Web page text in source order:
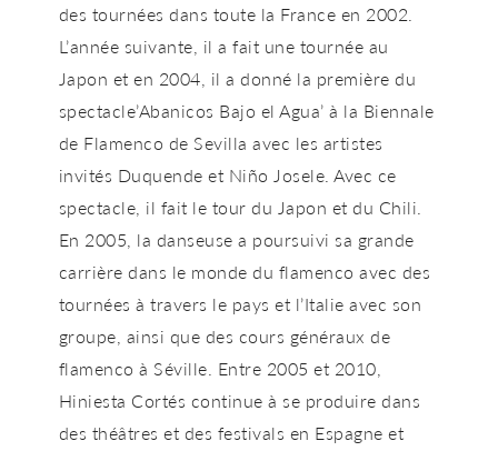
des tournées dans toute la France en 2002.
L’année suivante, il a fait une tournée au
Japon et en 2004, il a donné la première du
spectacle’Abanicos Bajo el Agua’ à la Biennale
de Flamenco de Sevilla avec les artistes
invités Duquende et Niño Josele. Avec ce
spectacle, il fait le tour du Japon et du Chili.
En 2005, la danseuse a poursuivi sa grande
carrière dans le monde du flamenco avec des
tournées à travers le pays et l’Italie avec son
groupe, ainsi que des cours généraux de
flamenco à Séville. Entre 2005 et 2010,
Hiniesta Cortés continue à se produire dans
des théâtres et des festivals en Espagne et